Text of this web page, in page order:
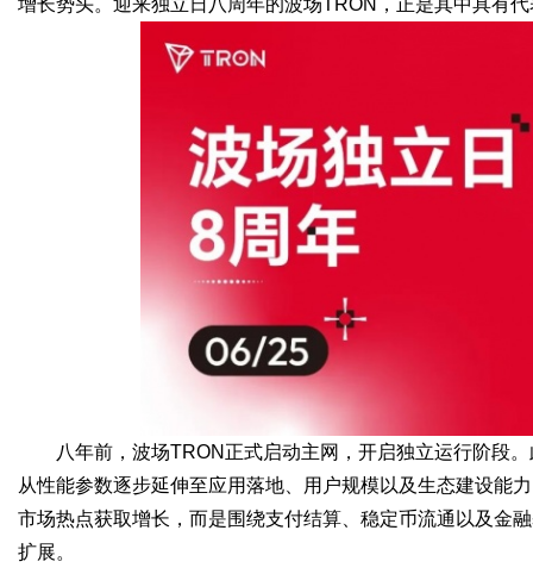
d
增长势头。迎来独立日八周年的波场TRON，正是其中具有
八年前，波场TRON正式启动主网，开启独立运行阶段
从性能参数逐步延伸至应用落地、用户规模以及生态建设能
市场热点获取增长，而是围绕支付结算、稳定币流通以及金
扩展。